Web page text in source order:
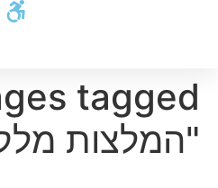
tagged
"המלצות